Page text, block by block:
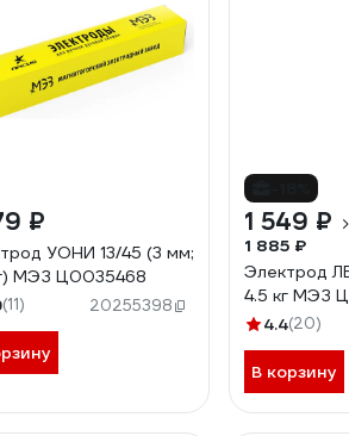
₽
УОНИ 13/45 (3 мм;
МЭЗ Ц0035468
(11) 20255398
1 549 ₽
1 885 ₽
Электрод
4.5 кг МЭЗ
4.4(20)
В корзину